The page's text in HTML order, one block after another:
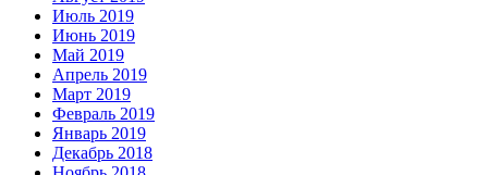
Июль 2019
Июнь 2019
Май 2019
Апрель 2019
Март 2019
Февраль 2019
Январь 2019
Декабрь 2018